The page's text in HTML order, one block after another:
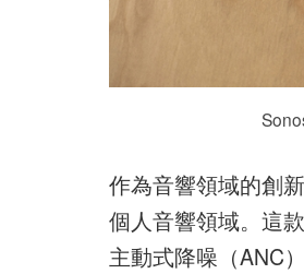
作為音響領域的創
個人音響領域。這
主動式降噪（ANC